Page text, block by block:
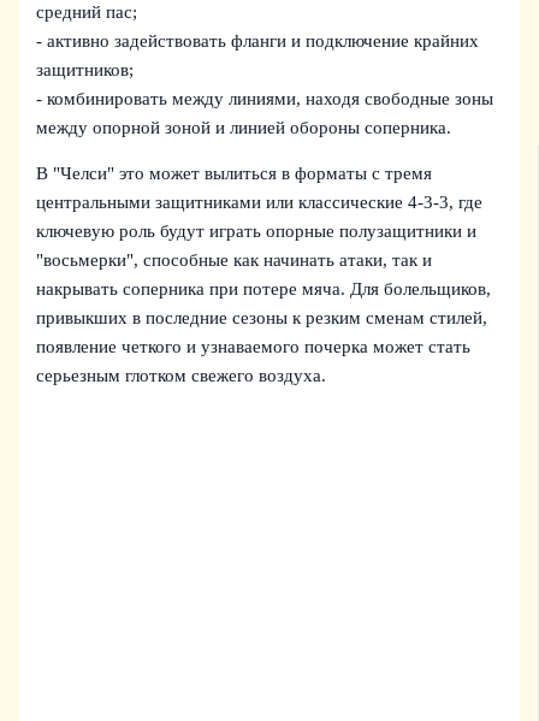
средний пас;
- активно задействовать фланги и подключение крайних
защитников;
- комбинировать между линиями, находя свободные зоны
между опорной зоной и линией обороны соперника.
В "Челси" это может вылиться в форматы с тремя
центральными защитниками или классические 4-3-3, где
ключевую роль будут играть опорные полузащитники и
"восьмерки", способные как начинать атаки, так и
накрывать соперника при потере мяча. Для болельщиков,
привыкших в последние сезоны к резким сменам стилей,
появление четкого и узнаваемого почерка может стать
серьезным глотком свежего воздуха.